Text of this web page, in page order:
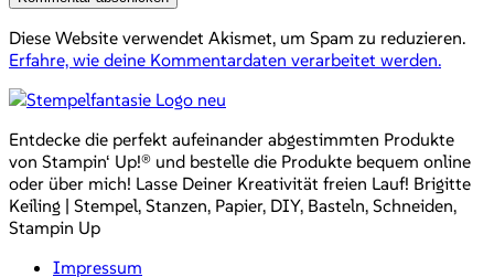
Diese Website verwendet Akismet, um Spam zu reduzieren.
Erfahre, wie deine Kommentardaten verarbeitet werden.
Entdecke die perfekt aufeinander abgestimmten Produkte
von Stampin‘ Up!® und bestelle die Produkte bequem online
oder über mich! Lasse Deiner Kreativität freien Lauf! Brigitte
Keiling | Stempel, Stanzen, Papier, DIY, Basteln, Schneiden,
Stampin Up
Impressum